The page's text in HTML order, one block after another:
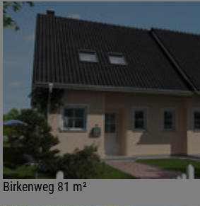
Birkenweg 81 m²